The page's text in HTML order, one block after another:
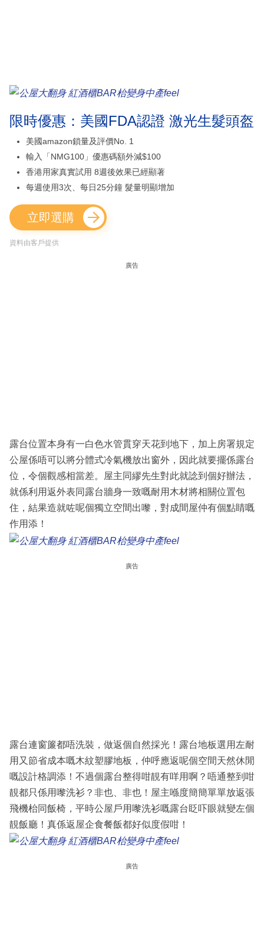
限時優惠：美國FDA認證 激光生髮頭盔
美國amazon鎖量及評價No. 1
輸入「NMG100」優惠碼額外減$100
香港用家真實試用 8週後效果已經顯著
每週使用3次、每日25分鐘 髮量明顯增加
立即選購
資料由客戶提供
廣告
露台位置本身有一白色水管貫穿天花到地下，加上房署規定
公屋係唔可以將分體式冷氣機放出窗外，因此就要擺係露台
位，令個觀感相當差。屋主同繆先生對此就諗到個好辦法，
就係利用返外表同露台牆身一致嘅耐用木材將相關位置包
住，結果造就咗呢個獨立空間出嚟，對成間屋仲有個點睛嘅
作用添！
廣告
露台連窗簾都唔洗裝，做返個自然採光！露台地板選用左耐
用又節省成本嘅木紋塑膠地板，仲呼應返呢個空間天然休閒
嘅設計格調添！不過個露台整得咁靚有咩用啊？唔通整到咁
靚都只係用嚟洗衫？非也、非也！屋主喺度簡簡單單放返張
飛機枱同飯椅，平時公屋戶用嚟洗衫嘅露台眨吓眼就變左個
靚飯廳！真係返屋企食餐飯都好似度假咁！
廣告